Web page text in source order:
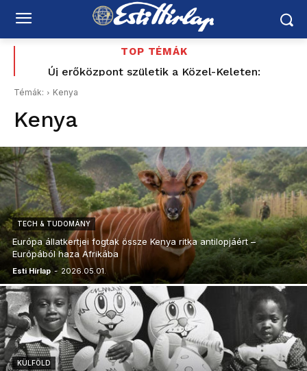
TOP TÉMÁK
Új erőközpont születik a Közel-Keleten:
Törökország, Szaúd-Arábia és Pakisztán közös
védelemre szerződött – Irán is megszólalt
Budapesten visszakapcsolják a díszfényeket,
Romániában továbbra is súlyos az energiahelyzet
Témák: Kenya
Kenya
TECH & TUDOMÁNY
Európa állatkertjei fogtak össze Kenya ritka antilopjáért –
Európából haza Afrikába
Esti Hírlap - 2026.05.01.
KÜLFÖLD